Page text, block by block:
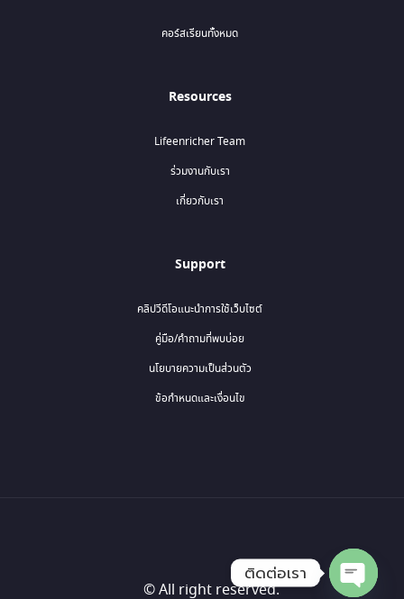
คอร์สเรียนทั้งหมด
Resources
Lifeenricher Team
ร่วมงานกับเรา
เกี่ยวกับเรา
Support
คลิปวีดีโอแนะนำการใช้เว็บไซต์
คู่มือ/คำถามที่พบบ่อย
นโยบายความเป็นส่วนตัว
ข้อกำหนดและเงื่อนไข
© All right reserved.
ติดต่อเรา